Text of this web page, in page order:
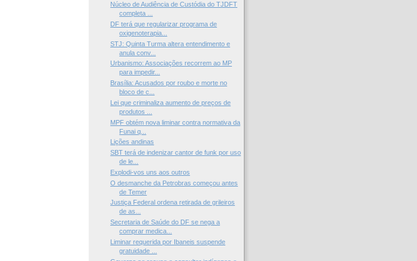
Núcleo de Audiência de Custódia do TJDFT
completa ...
DF terá que regularizar programa de
oxigenoterapia...
STJ: Quinta Turma altera entendimento e
anula conv...
Urbanismo: Associações recorrem ao MP
para impedir...
Brasília: Acusados por roubo e morte no
bloco de c...
Lei que criminaliza aumento de preços de
produtos ...
MPF obtém nova liminar contra normativa da
Funai q...
Lições andinas
SBT terá de indenizar cantor de funk por uso
de le...
Explodi-vos uns aos outros
O desmanche da Petrobras começou antes
de Temer
Justiça Federal ordena retirada de grileiros
de as...
Secretaria de Saúde do DF se nega a
comprar medica...
Liminar requerida por Ibaneis suspende
gratuidade ...